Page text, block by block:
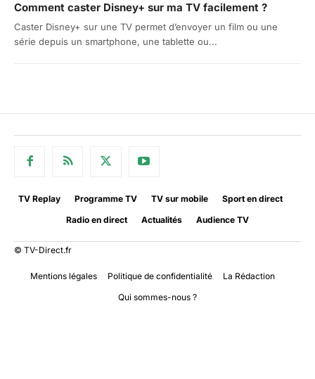
Comment caster Disney+ sur ma TV facilement ?
Caster Disney+ sur une TV permet d’envoyer un film ou une
série depuis un smartphone, une tablette ou...
TV Replay Programme TV TV sur mobile
Sport en direct
Radio en direct
Actualités Audience TV
© TV-Direct.fr
Mentions légales Politique de confidentialité
La Rédaction
Qui sommes-nous ?